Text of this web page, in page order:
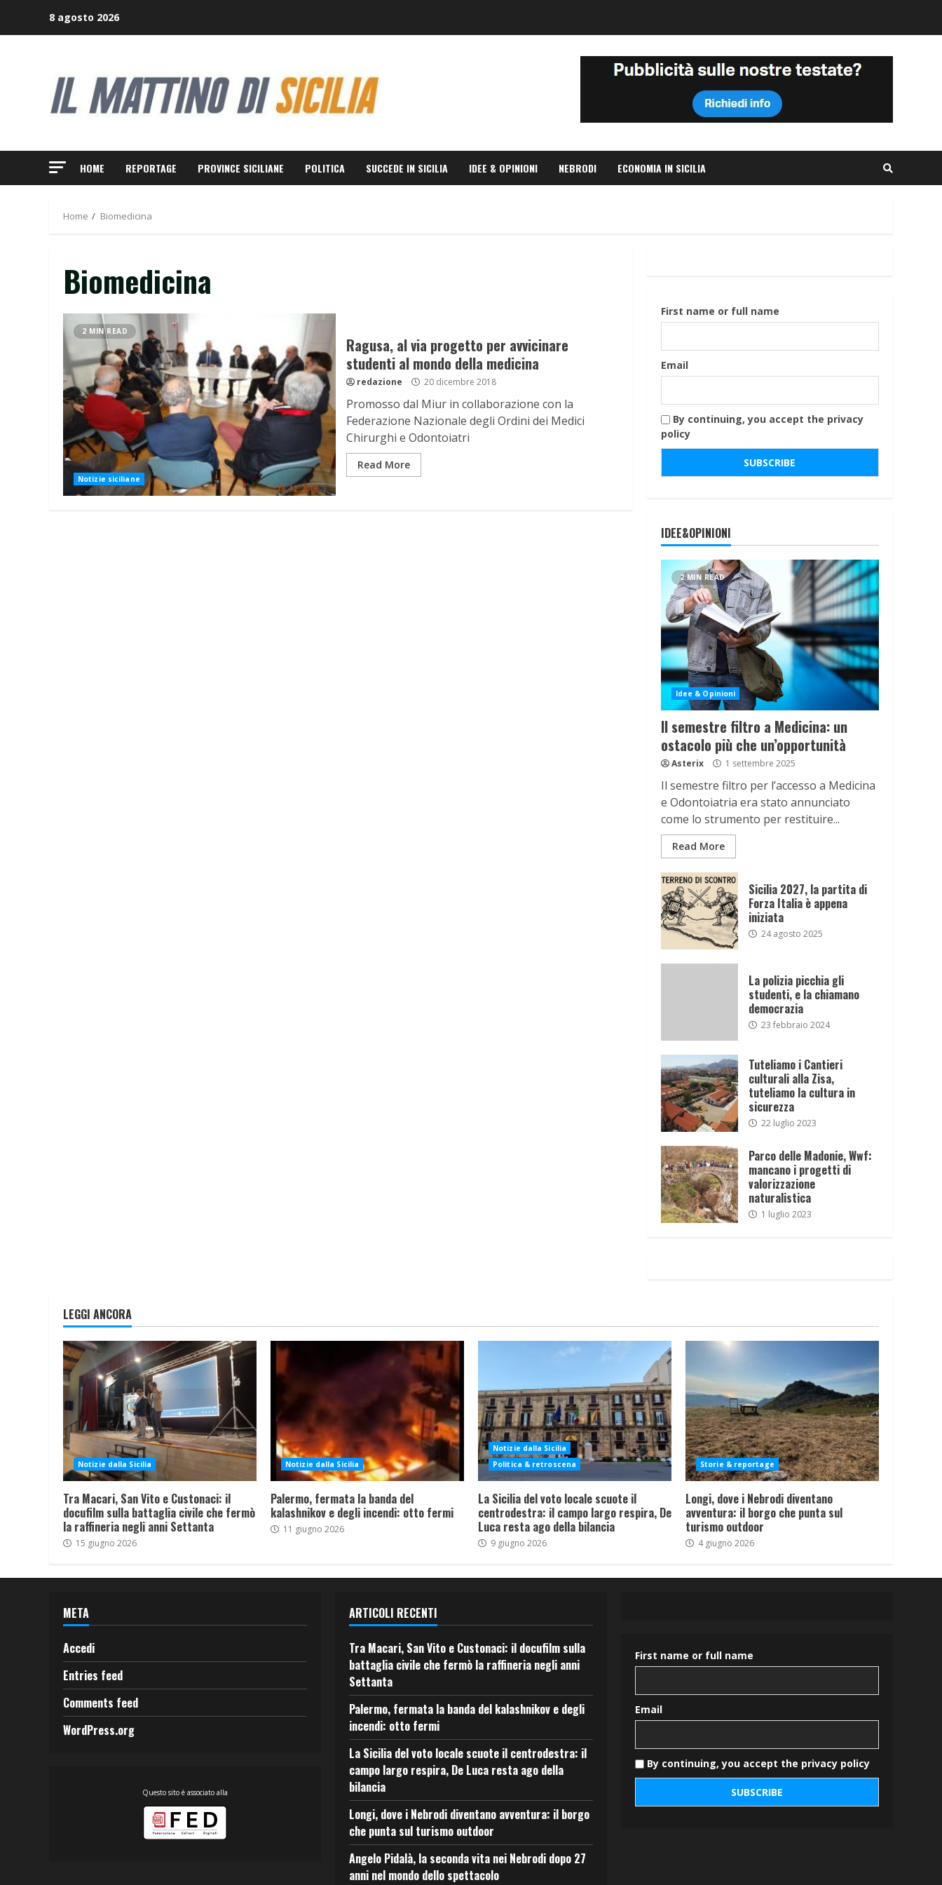
8 agosto 2026
HOME REPORTAGE PROVINCE SICILIANE POLITICA SUCCEDE IN SICILIA IDEE & OPINIONI NEBRODI ECONOMIA IN SICILIA
Home Biomedicina
Biomedicina
2 MIN READ
Notizie siciliane
Ragusa, al via progetto per avvicinare
studenti al mondo della medicina
redazione 20 dicembre 2018
Promosso dal Miur in collaborazione con la
Federazione Nazionale degli Ordini dei Medici
Chirurghi e Odontoiatri
Read More
First name or full name
Email
By continuing, you accept the privacy
policy
IDEE&OPINIONI
2 MIN READ
Idee & Opinioni
Il semestre filtro a Medicina: un
ostacolo più che un’opportunità
Asterix 1 settembre 2025
Il semestre filtro per l’accesso a Medicina
e Odontoiatria era stato annunciato
come lo strumento per restituire...
Read More
Sicilia 2027, la partita di
Forza Italia è appena
iniziata
24 agosto 2025
La polizia picchia gli
studenti, e la chiamano
democrazia
23 febbraio 2024
Tuteliamo i Cantieri
culturali alla Zisa,
tuteliamo la cultura in
sicurezza
22 luglio 2023
Parco delle Madonie, Wwf:
mancano i progetti di
valorizzazione
naturalistica
1 luglio 2023
LEGGI ANCORA
Notizie dalla Sicilia
Tra Macari, San Vito e Custonaci: il
docufilm sulla battaglia civile che fermò
la raffineria negli anni Settanta
15 giugno 2026
Notizie dalla Sicilia
Palermo, fermata la banda del
kalashnikov e degli incendi: otto fermi
11 giugno 2026
Notizie dalla Sicilia
Politica & retroscena
La Sicilia del voto locale scuote il
centrodestra: il campo largo respira, De
Luca resta ago della bilancia
9 giugno 2026
Storie & reportage
Longi, dove i Nebrodi diventano
avventura: il borgo che punta sul
turismo outdoor
4 giugno 2026
META
Accedi
Entries feed
Comments feed
WordPress.org
Questo sito è associato alla
ARTICOLI RECENTI
Tra Macari, San Vito e Custonaci: il docufilm sulla
battaglia civile che fermò la raffineria negli anni
Settanta
Palermo, fermata la banda del kalashnikov e degli
incendi: otto fermi
La Sicilia del voto locale scuote il centrodestra: il
campo largo respira, De Luca resta ago della
bilancia
Longi, dove i Nebrodi diventano avventura: il borgo
che punta sul turismo outdoor
Angelo Pidalà, la seconda vita nei Nebrodi dopo 27
anni nel mondo dello spettacolo
First name or full name
Email
By continuing, you accept the privacy policy